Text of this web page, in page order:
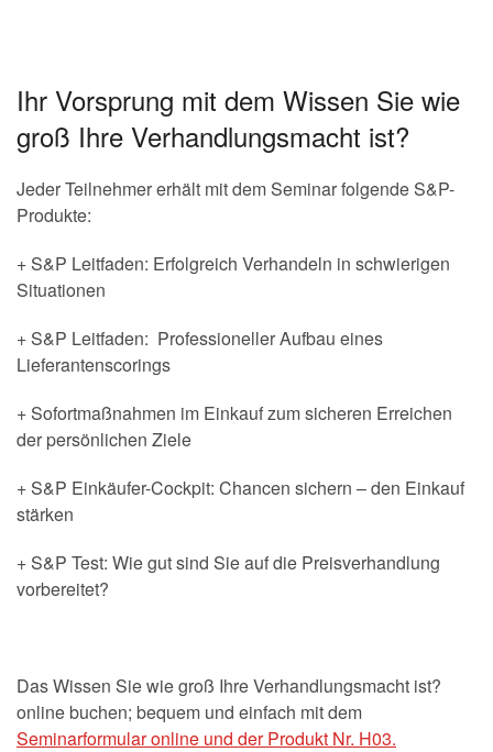
Ihr Vorsprung mit dem Wissen Sie wie
groß Ihre Verhandlungsmacht ist?
Jeder Teilnehmer erhält mit dem Seminar folgende S&P-
Produkte:
+ S&P Leitfaden: Erfolgreich Verhandeln in schwierigen
Situationen
+ S&P Leitfaden: Professioneller Aufbau eines
Lieferantenscorings
+ Sofortmaßnahmen im Einkauf zum sicheren Erreichen
der persönlichen Ziele
+ S&P Einkäufer-Cockpit: Chancen sichern – den Einkauf
stärken
+ S&P Test: Wie gut sind Sie auf die Preisverhandlung
vorbereitet?
Das Wissen Sie wie groß Ihre Verhandlungsmacht ist?
online buchen; bequem und einfach mit dem
Seminarformular online und der Produkt Nr. H03.